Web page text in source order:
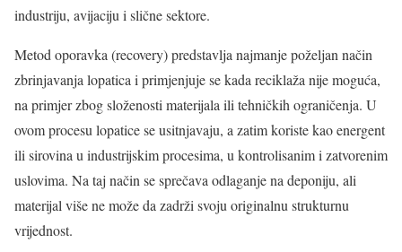
industriju, avijaciju i slične sektore.
Metod oporavka (recovery) predstavlja najmanje poželjan način
zbrinjavanja lopatica i primjenjuje se kada reciklaža nije moguća,
na primjer zbog složenosti materijala ili tehničkih ograničenja. U
ovom procesu lopatice se usitnjavaju, a zatim koriste kao energent
ili sirovina u industrijskim procesima, u kontrolisanim i zatvorenim
uslovima. Na taj način se sprečava odlaganje na deponiju, ali
materijal više ne može da zadrži svoju originalnu strukturnu
vrijednost.